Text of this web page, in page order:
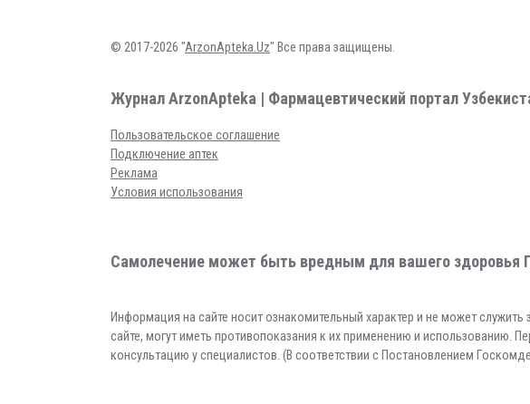
© 2017-2026 "ArzonApteka.Uz" Все права защищены.
Журнал ArzonApteka | Фармацевтический портал
Пользовательское соглашение
Подключение аптек
Реклама
Условия использования
Самолечение может быть вредным для вашего здоровья
Информация на сайте носит ознакомительный характер и не может
сайте, могут иметь противопоказания к их применению и использованию.
консультацию у специалистов. (В соответствии с Постановлением